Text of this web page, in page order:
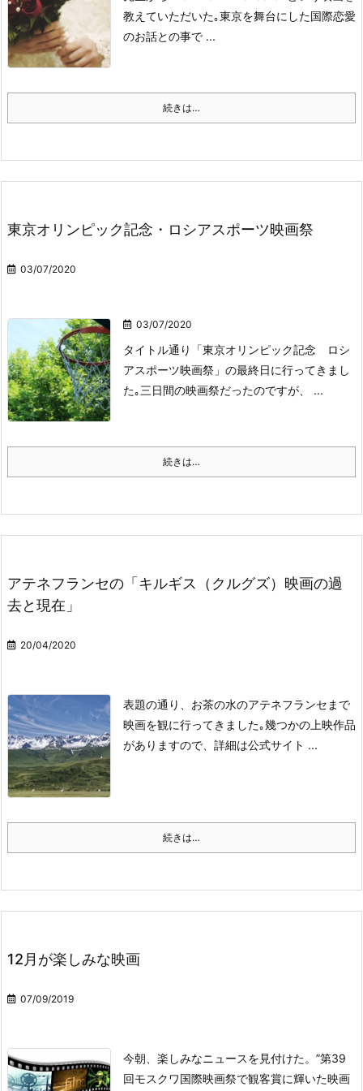
教えていただいた｡東京を舞台にした国際恋愛
のお話との事で ...
続きは…
東京オリンピック記念・ロシアスポーツ映画祭
03/07/2020
03/07/2020
タイトル通り「東京オリンピック記念 ロシ
アスポーツ映画祭」の最終日に行ってきまし
た｡三日間の映画祭だったのですが、 ...
続きは…
アテネフランセの「キルギス（クルグズ）映画の過
去と現在」
20/04/2020
表題の通り、お茶の水のアテネフランセまで
映画を観に行ってきました｡幾つかの上映作品
がありますので、詳細は公式サイト ...
続きは…
12月が楽しみな映画
07/09/2019
今朝、楽しみなニュースを見付けた。 ”第39
回モスクワ国際映画祭で観客賞に輝いた映画